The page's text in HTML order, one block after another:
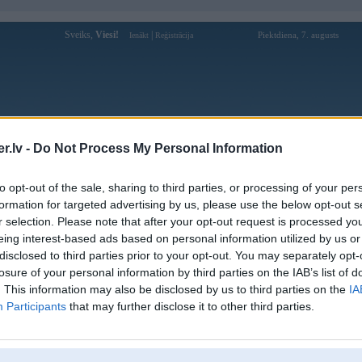
- Do Not Process My Personal Information
opt-out of the sale, sharing to third parties, or processing of your
for targeted advertising by us, please use the below opt-out
selection. Please note that after your opt-out request is processed
interest-based ads based on personal information utilized by us
to third parties prior to your opt-out. You may separately
of your personal information by third parties on the IAB’s list of
This information may also be disclosed by us to third parties on the
Participants that may further disclose it to other third parties.
Sveiks, Viesi! Ienākt Reģistrācija Piektdiena, 7. augusts
Forums Galerijas Reģistrācija Lietotāji
Lietotāja nikna_pele profils
Pēdējo reizi manīts: 02. Jan 2021, 20:10
Lietotājvārds:
nikna_pele
Pilsēta:
Rīga
Ziņojumi forumā:
[Pēdējie ziņojumi forumā]